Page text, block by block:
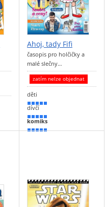
Ahoj, tady Fifi
časopis pro holčičky a
malé slečny…
zatím nelze objednat
děti
100 %
dívčí
100 %
komiks
90 %